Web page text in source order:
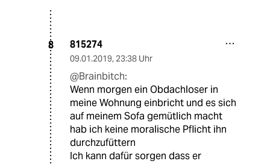
8 815274
09.01.2019, 23:38 Uhr
@Brainbitch:
Wenn morgen ein Obdachloser in
meine Wohnung einbricht und es sich
auf meinem Sofa gemütlich macht
hab ich keine moralische Pflicht ihn
durchzufüttern
Ich kann dafür sorgen dass er